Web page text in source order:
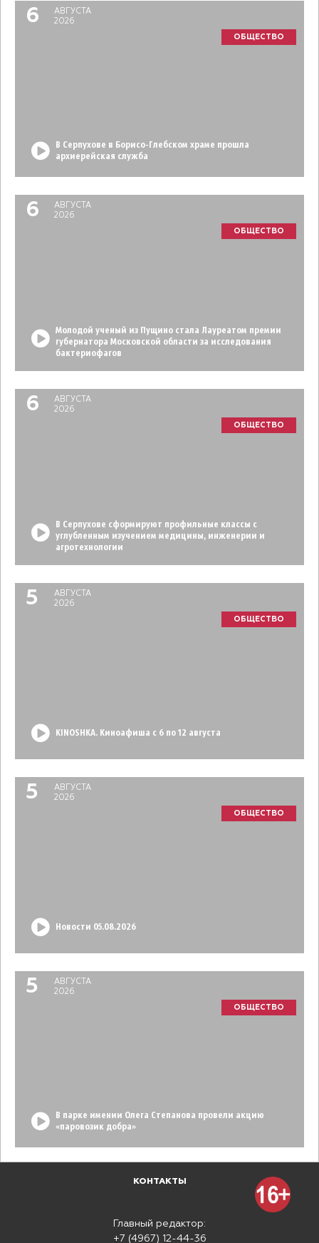
6
АВГУСТА
2026
ОБЩЕСТВО
В Серпухове в Борисо-Глебском храме прошла
архиерейская служба
6
АВГУСТА
2026
ОБЩЕСТВО
Молодой ученый из Пущино стала Лауреатом премии
губернатора Московской области за исследования
бактериофагов
6
АВГУСТА
2026
ОБЩЕСТВО
В Серпухове сформируют профильные классы с
углубленным изучением медицины, инженерии и
агротехнологии
5
АВГУСТА
2026
ОБЩЕСТВО
KINOSHKA. Киноафиша с 6 по 12 августа
5
АВГУСТА
2026
ОБЩЕСТВО
Новости 05.08.2026
5
АВГУСТА
2026
ОБЩЕСТВО
В парке имении Олега Степанова провели акцию
«паровозик добра»
КОНТАКТЫ
Главный редактор:
+7 (4967) 12-44-36